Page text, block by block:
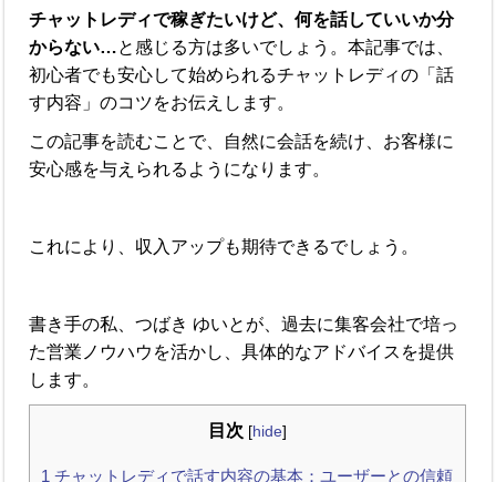
チャットレディで稼ぎたいけど、何を話していいか分
からない…と感じる方は多いでしょう。本記事では、
初心者でも安心して始められるチャットレディの「話
す内容」のコツをお伝えします。
この記事を読むことで、自然に会話を続け、お客様に
安心感を与えられるようになります。
これにより、収入アップも期待できるでしょう。
書き手の私、つばき ゆいとが、過去に集客会社で培っ
た営業ノウハウを活かし、具体的なアドバイスを提供
します。
目次 [hide]
1 チャットレディで話す内容の基本：ユーザーとの信頼